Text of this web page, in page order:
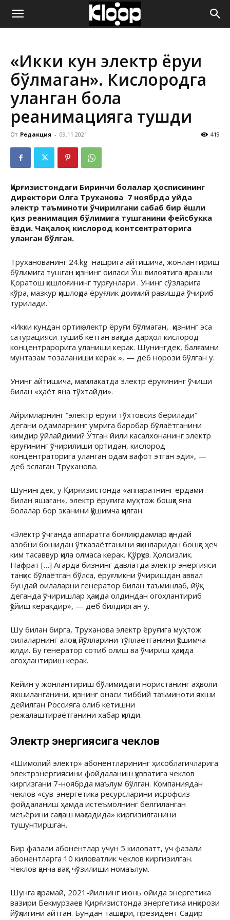
ҚИРҒИЗИСТОН
ЯНГИЛИКЛАРИ
«Икки кун электр ёруғи
бўлмаган». Кислородга
уланган бола
реанимацияга тушди
От Редакция - 09.11.2021 419
Қирғизистондаги Биринчи болалар ҳосписининг
директори Олга Труханова 7 ноябрда уйда
электр таъминоти ўчирилгани сабаб бир ёшли
қиз реанимация бўлимига тушганини фейсбукка
ёзди. Чақалоқ кислород контсентраторига
уланган бўлган.
Труханованинг 24.kg нашрига айтишича, жонлантириш
бўлимига тушган қизнинг оиласи Ўш вилоятига қарашли
Қоратош қишлоғининг турғунлари . Унинг сўзларига
кўра, мазкур қишлоқда ёруғлик доимий равишда ўчириб
турилади.
«Икки кундан ортиқ электр ёруғи бўлмаган, қизнинг эса
сатурацияси тушиб кетган вақтда дарҳол кислород
концентрарорига уланиши керак. Шунингдек, балғамни
мунтазам тозаланиши керак », — деб норози бўлган у.
Унинг айтишича, мамлакатда электр ёруғининг ўчиши
билан «ҳаёт яна тўхтайди».
Айримларнинг “электр ёруғи тўхтовсиз берилади”
дегани одамларнинг умрига баробар бўлаётганини
кимдир ўйлайдими? Ўтган йили касалхонанинг электр
ёруғининг ўчирилиши ортидан, кислород
концентраторига уланган одам вафот этган эди», —
деб эслаган Труханова.
Шунингдек, у Қирғизистонда «аппаратнинг ёрдами
билан яшаган», электр ёруғига муҳтож бошқа яна
болалар бор эканини қўшимча қилган.
«Электр ўчганда аппаратга боғлиқ одамлар қандай
азобни бошидан ўтказаётганини яқинларидан бошқа ҳеч
ким тасаввур қила олмаса керак. Қўрқув. Ҳолсизлик.
Нафрат […] Агарда бизнинг давлатда электр энергияси
танқис бўлаётган бўлса, ёруғликни ўчиришдан аввал
бундай оилаларни генератор билан таъминлаб, йўқ
деганда ўчиришлар ҳақида олдиндан огоҳлантириб
қўйиш керакдир», — деб билдирган у.
Шу билан бирга, Труханова электр ёруғига муҳтож
оилаларнинг алоқа йўлларини тўплаётганини қўшимча
қилди. Бу генератор сотиб олиш ва ўчириш ҳақида
огоҳлантириш керак.
Кейин у жонлантириш бўлимидаги нористанинг аҳволи
яхшиланганини, қизнинг онаси тиббий таъминоти яхши
дейилган Россияга олиб кетишни
режалаштираётганини хабар қилди.
Электр энергиясига чеклов
«Шимолий электр» абонентларининг ҳисоблагичларига
электрэнергиясини фойдаланиш қувватига чеклов
киргизгани 7-ноябрда маълум бўлган. Компаниядан
чеклов «сув-энергетика ресурсларини исрофсиз
фойдаланиш ҳамда истеъмолнинг белгиланган
меъёрини сақлаш мақсадида» киргизилганини
тушунтиршган.
Бир фазали абонентлар учун 5 киловатт, уч фазали
абонентларга 10 киловатлик чеклов киргизилган.
Чеклов қанча вақт чўзилиши номаълум.
Шунга қарамай, 2021-йилнинг июнь ойида энергетика
вазири Бекмурзаев Қирғизистонда энергетика инқирози
йўқлигини айтган. Бундан ташқари, президент Садир